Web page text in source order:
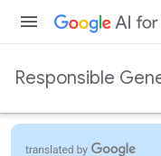
Responsible